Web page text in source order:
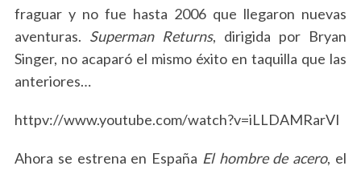
fraguar y no fue hasta 2006 que llegaron nuevas
aventuras. Superman Returns, dirigida por Bryan
Singer, no acaparó el mismo éxito en taquilla que las
anteriores…
httpv://www.youtube.com/watch?v=iLLDAMRarVI
Ahora se estrena en España El hombre de acero, el